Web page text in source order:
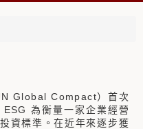
Global Compact）首次
為衡量一家企業經營
資標準。在近年來逐步獲